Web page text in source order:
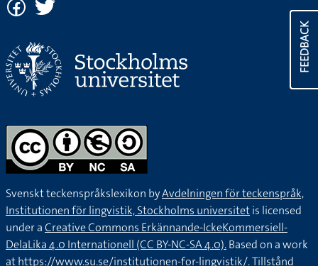
FEEDBACK
Svenskt teckenspråkslexikon byAvdelningen för teckenspråk,
Institutionen för lingvistik, Stockholms universitetis licensed
under aCreative Commons Erkännande-IckeKommersiell-
DelaLika 4.0 Internationell (CC BY-NC-SA 4.0).Based on a work
athttps://www.su.se/institutionen-for-lingvistik/. Tillstånd